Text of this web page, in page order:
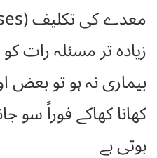
زیادہ تر مسئلہ رات کو
بیماری نہ ہو تو
کھانا کھاکے فوراً سو
ہوتی ہے